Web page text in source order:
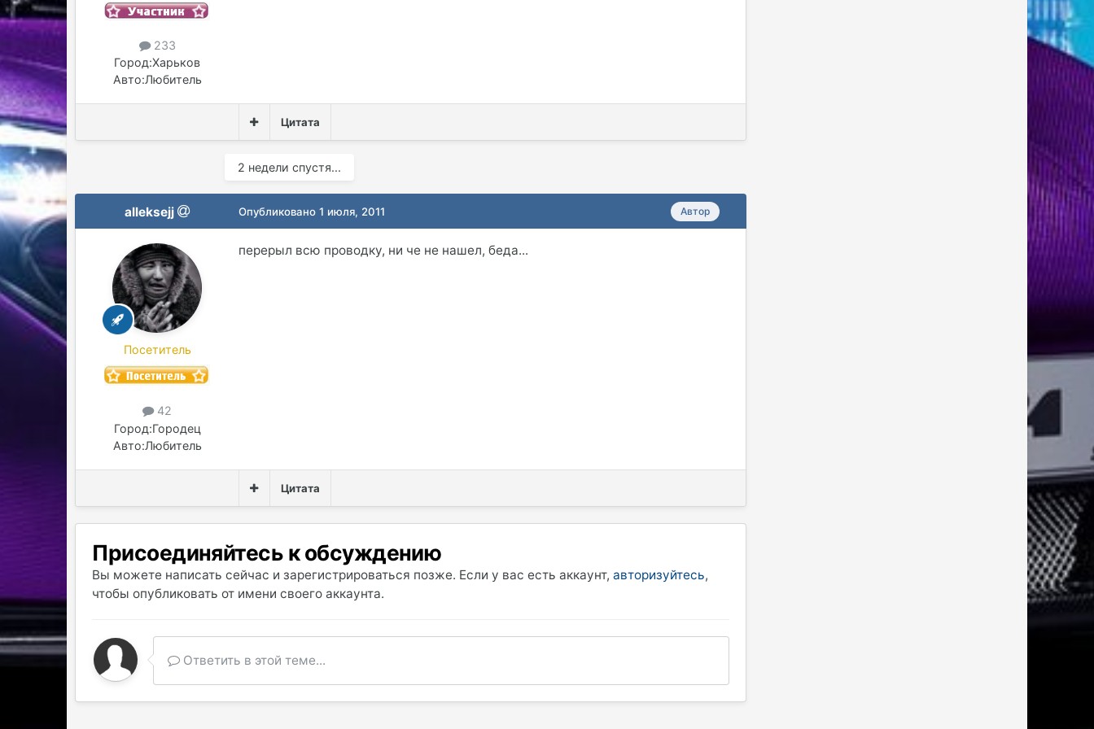
233
Город:Харьков
Авто:Любитель
Цитата
2 недели спустя...
alleksejj
Посетитель
42
Город:Городец
Авто:Любитель
Автор
Опубликовано1 июля, 2011
перерыл всю проводку, ни че не нашел, беда...
Цитата
Присоединяйтесь к обсуждению
Вы можете написать сейчас и зарегистрироваться позже. Если у вас есть аккаунт,авторизуйтесь,
чтобы опубликовать от имени своего аккаунта.
Ответить в этой теме...